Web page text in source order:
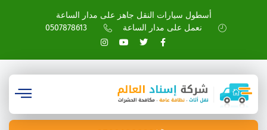
أسطول سيارات النقل جاهز على مدار الساعة
نعمل على مدار الساعة
0507878613